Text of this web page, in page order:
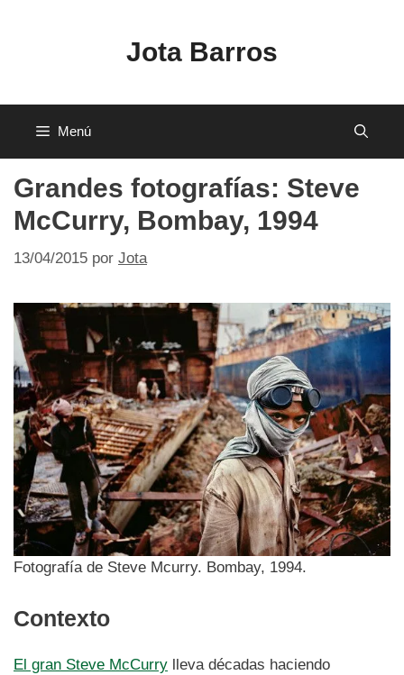
Jota Barros
Menú
Grandes fotografías: Steve
McCurry, Bombay, 1994
13/04/2015 por Jota
Fotografía de Steve Mcurry. Bombay, 1994.
Contexto
El gran Steve McCurry lleva décadas haciendo